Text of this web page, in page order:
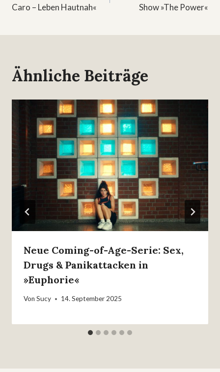
Caro – Leben Hautnah«
Show »The Power«
Ähnliche Beiträge
Neue Coming-of-Age-Serie: Sex,
Drugs & Panikattacken in
»Euphorie«
Von Sucy 14. September 2025